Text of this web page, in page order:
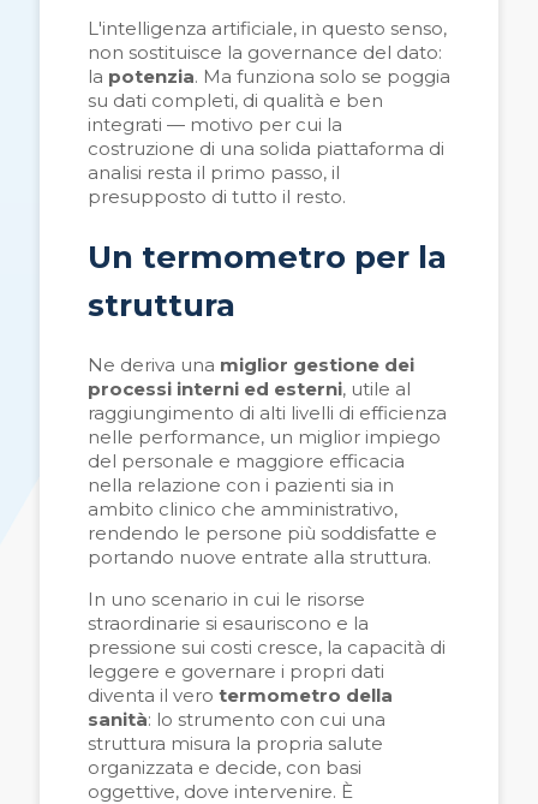
L'intelligenza artificiale, in questo senso,
non sostituisce la governance del dato:
la potenzia. Ma funziona solo se poggia
su dati completi, di qualità e ben
integrati — motivo per cui la
costruzione di una solida piattaforma di
analisi resta il primo passo, il
presupposto di tutto il resto.
Un termometro per la
struttura
Ne deriva una miglior gestione dei
processi interni ed esterni, utile al
raggiungimento di alti livelli di efficienza
nelle performance, un miglior impiego
del personale e maggiore efficacia
nella relazione con i pazienti sia in
ambito clinico che amministrativo,
rendendo le persone più soddisfatte e
portando nuove entrate alla struttura.
In uno scenario in cui le risorse
straordinarie si esauriscono e la
pressione sui costi cresce, la capacità di
leggere e governare i propri dati
diventa il vero termometro della
sanità: lo strumento con cui una
struttura misura la propria salute
organizzata e decide, con basi
oggettive, dove intervenire. È